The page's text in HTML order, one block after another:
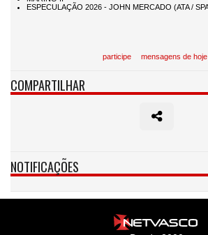
participe mensagens de hoje
COMPARTILHAR
NOTIFICAÇÕES